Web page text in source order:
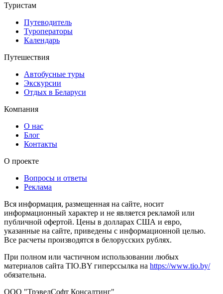
Туристам
Путеводитель
Туроператоры
Календарь
Путешествия
Автобусные туры
Экскурсии
Отдых в Беларуси
Компания
О нас
Блог
Контакты
О проекте
Вопросы и ответы
Реклама
Вся информация, размещенная на сайте, носит
информационный характер и не является рекламой или
публичной офертой. Цены в долларах США и евро,
указанные на сайте, приведены с информационной целью.
Все расчеты производятся в белорусских рублях.
При полном или частичном использовании любых
материалов сайта TIO.BY гиперссылка на https://www.tio.by/
обязательна.
ООО "ТрэвелСофт Консалтинг"